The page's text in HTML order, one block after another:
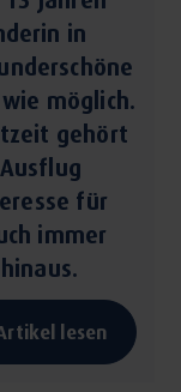
in
möglich.
gehört
für
immer
lesen